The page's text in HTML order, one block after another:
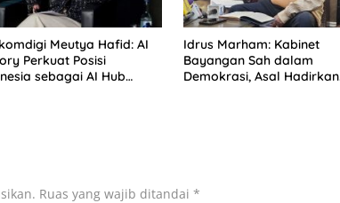
Meutya Hafid: AI
Perkuat Posisi
sebagai AI Hub
Idrus Marham: Kabinet
Bayangan Sah dalam
Demokrasi, Asal Hadirkan
Ruas yang wajib ditandai *